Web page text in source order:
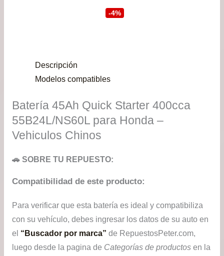
-4%
Descripción
Modelos compatibles
Batería 45Ah Quick Starter 400cca
55B24L/NS60L para Honda –
Vehiculos Chinos
🚗 SOBRE TU REPUESTO:
Compatibilidad de este producto:
Para verificar que esta batería es ideal y compatibiliza
con su vehículo, debes ingresar los datos de su auto en
el “Buscador por marca” de RepuestosPeter.com,
luego desde la pagina de Categorías de productosen la